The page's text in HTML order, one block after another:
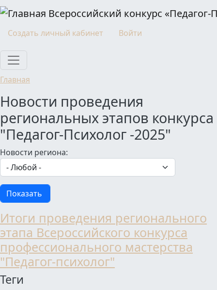
Перейти к основному содержанию
Всероссийский конкурс «Педагог-
Моя учетная запись
Создать личный кабинет Войти
Главная
Новости проведения
региональных этапов конкурса
"Педагог-Психолог -2025"
Новости региона:
Итоги проведения регионального
этапа Всероссийского конкурса
профессионального мастерства
"Педагог-психолог"
Теги